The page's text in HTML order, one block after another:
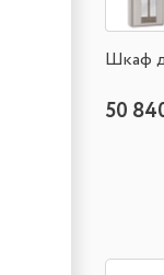
Шкаф
50